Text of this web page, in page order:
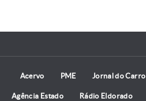
Acervo PME Jornal do Carro
Agência Estado Rádio Eldorado